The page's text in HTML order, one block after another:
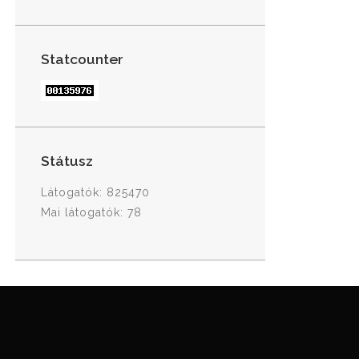
Statcounter
Státusz
Látogatók: 825470
Mai látogatók: 78